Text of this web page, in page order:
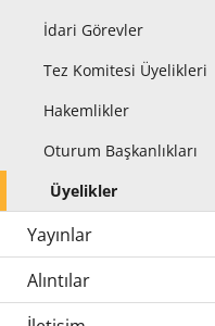
İdari Görevler
Tez Komitesi Üyelikleri
Hakemlikler
Oturum Başkanlıkları
Üyelikler
Yayınlar
Alıntılar